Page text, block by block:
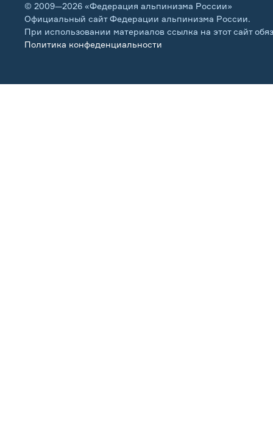
© 2009—2026 «Федерация альпинизма России»
Официальный сайт Федерации альпинизма России.
При использовании материалов ссылка на этот сайт
Политика конфеденциальности